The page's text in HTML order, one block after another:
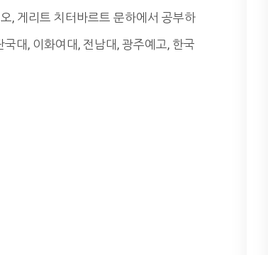
, 게리트 치터바르트 문하에서 공부하
대, 이화여대, 전남대, 광주예고, 한국